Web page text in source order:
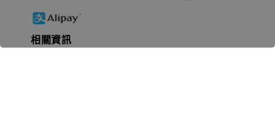
相關資訊